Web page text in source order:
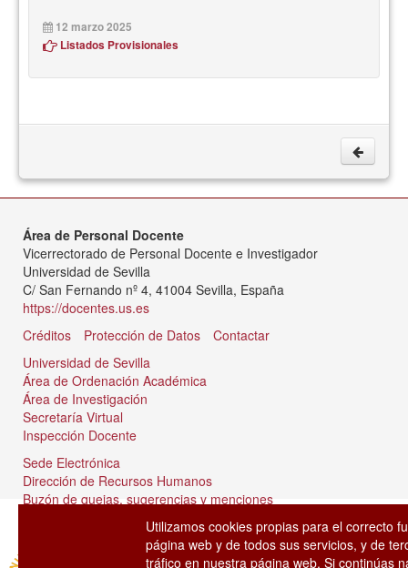
12 marzo 2025
Listados Provisionales
Área de Personal Docente
Vicerrectorado de Personal Docente e Investigador
Universidad de Sevilla
C/ San Fernando nº 4, 41004 Sevilla, España
https://docentes.us.es
Créditos
Protección de Datos
Contactar
Universidad de Sevilla
Área de Ordenación Académica
Área de Investigación
Secretaría Virtual
Inspección Docente
Sede Electrónica
Dirección de Recursos Humanos
Buzón de quejas, sugerencias y menciones
Utilizamos cookies propias para el correcto
página web y de todos sus servicios, y de
tráfico en nuestra página web. Si continúas